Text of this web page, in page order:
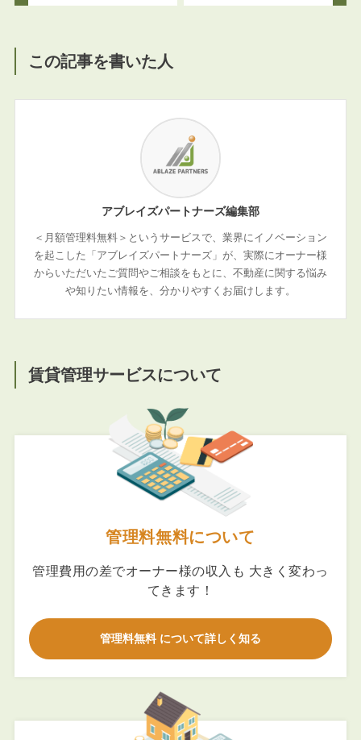
この記事を書いた人
アブレイズパートナーズ編集部
＜月額管理料無料＞というサービスで、業界にイノベーション
を起こした「アブレイズパートナーズ」が、実際にオーナー様
からいただいたご質問やご相談をもとに、不動産に関する悩み
や知りたい情報を、分かりやすくお届けします。
賃貸管理サービスについて
管理料無料について
管理費用の差でオーナー様の収入も 大きく変わっ
てきます！
管理料無料 について詳しく知る